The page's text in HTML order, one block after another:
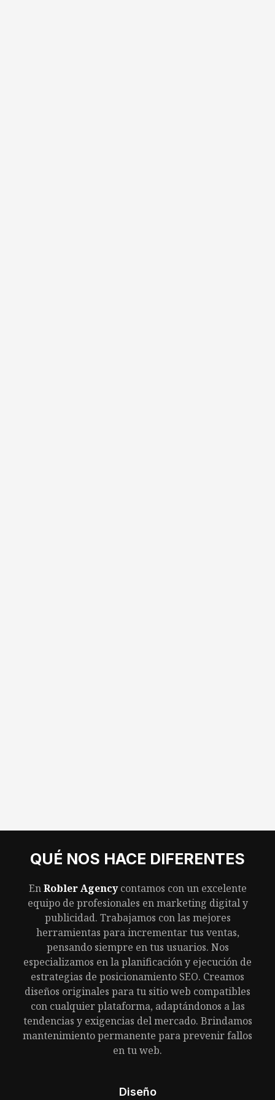
QUÉ NOS HACE DIFERENTES
EnRobler Agency contamos con un excelente
equipo de profesionales en marketing digital y
publicidad. Trabajamos con las mejores
herramientas para incrementar tus ventas,
pensando siempre en tus usuarios. Nos
especializamos en la planificación y ejecución de
estrategias de posicionamiento SEO. Creamos
diseños originales para tu sitio web compatibles
con cualquier plataforma, adaptándonos a las
tendencias y exigencias del mercado. Brindamos
mantenimiento permanente para prevenir fallos
en tu web.
Diseño